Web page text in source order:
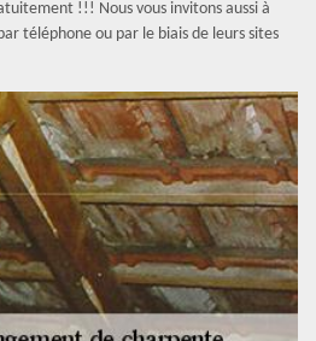
!!! Nous vous invitons aussi à
téléphone ou par le biais de leurs sites